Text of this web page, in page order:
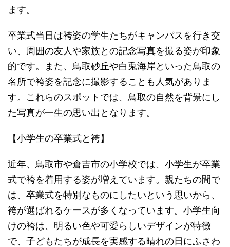
ます。
卒業式当日は袴姿の学生たちがキャンパスを行き交
い、周囲の友人や家族との記念写真を撮る姿が印象
的です。また、鳥取砂丘や白兎海岸といった鳥取の
名所で袴姿を記念に撮影することも人気がありま
す。これらのスポットでは、鳥取の自然を背景にし
た写真が一生の思い出となります。
【小学生の卒業式と袴】
近年、鳥取市や倉吉市の小学校では、小学生が卒業
式で袴を着用する姿が増えています。親たちの間で
は、卒業式を特別なものにしたいという思いから、
袴が選ばれるケースが多くなっています。小学生向
けの袴は、明るい色や可愛らしいデザインが特徴
で、子どもたちが成長を実感する晴れの日にふさわ